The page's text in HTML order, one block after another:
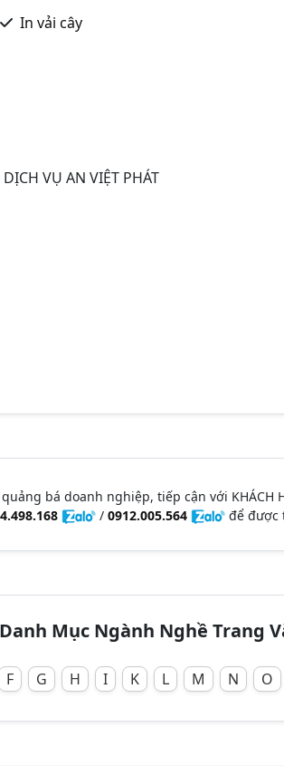
In vải cây
VỤ AN VIỆT PHÁT
bá doanh nghiệp, tiếp cận với KHÁCH
/ 0912.005.564 để được
Danh Mục Ngành Nghề Trang
F G H I K L M N O